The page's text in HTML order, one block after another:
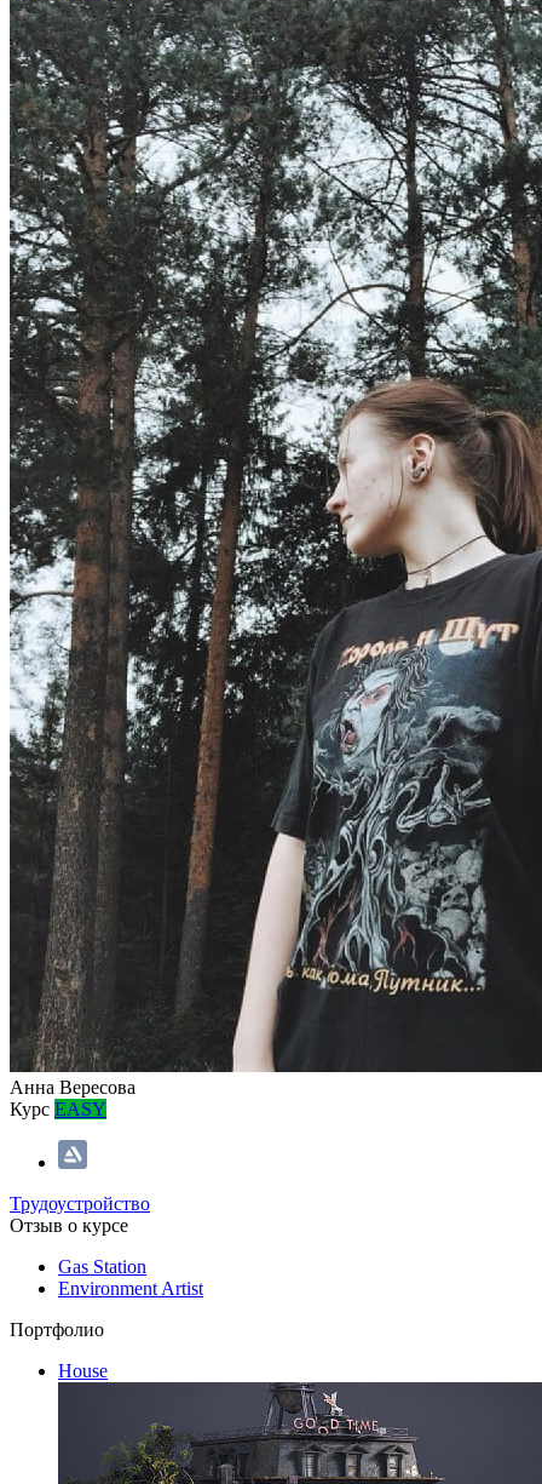
Анна Вересова
Курс EASY
Трудоустройство
Отзыв о курсе
Gas Station
Environment Artist
Портфолио
House